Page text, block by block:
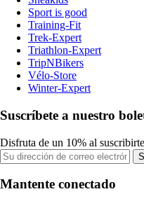
Sport is good
Training-Fit
Trek-Expert
Triathlon-Expert
TripNBikers
Vélo-Store
Winter-Expert
Suscríbete a nuestro
Disfruta de un 10% al
Mantente conectado